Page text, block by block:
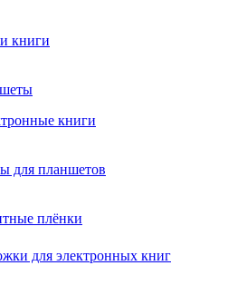
книги
книги
для планшетов
плёнки
для электронных книг